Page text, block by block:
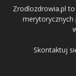
Zrodlozdrowia.pl
Skontaktuj